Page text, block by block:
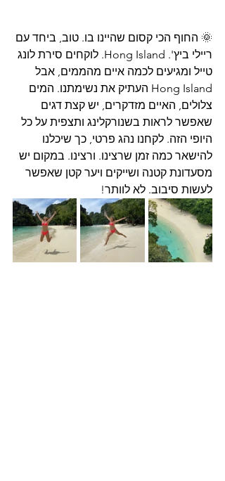
🌞 החוף הכי קסום שהיינו בו. טוב, ביחד עם
ריילי ביץ'. Hong Island. לוקחים סירת לונג
טייל ומגיעים לכמה איים מהממים, אבל
Hong Island העתיק את נשימתנו. המים
צלולים, האיים מזדקרים, יש קצת דגים
שאפשר לראות בשנורקלינג ותצפית על כל
היופי הזה. לקחנו נהג פרטי, כך שיכלנו
להישאר כמה זמן שרצינו. ורצינו. במקום יש
מסעדונת קטנה ושייקים ויער קטן שאפשר
לעשות סיבוב. לא לוותר!